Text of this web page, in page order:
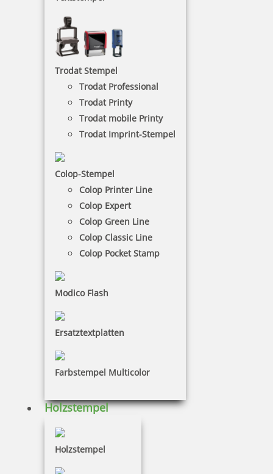
Trodat Stempel
Trodat Professional
Trodat Printy
Trodat mobile Printy
Trodat Imprint-Stempel
Colop-Stempel
Colop Printer Line
Colop Expert
Colop Green Line
Colop Classic Line
Colop Pocket Stamp
Modico Flash
Ersatztextplatten
Farbstempel Multicolor
Holzstempel
Holzstempel
Die Colop Expert-Datumstempel sind sehr robust
und halten daher selbst den härtesten
Bedingungen stand und haben so eine lange
Lebensdauer.
€+
10 Artikel in der Kategorie
Colop Expert Line 3160 Datumstempel 41x24 mm
inkl. 19 % Mwst.
Jetzt gestalten